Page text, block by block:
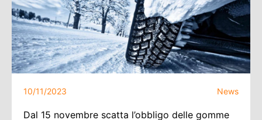
10/11/2023 News
Dal 15 novembre scatta l’obbligo delle gomme